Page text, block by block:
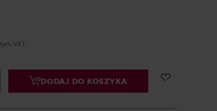
VAT
DODAJ DO KOSZYKA